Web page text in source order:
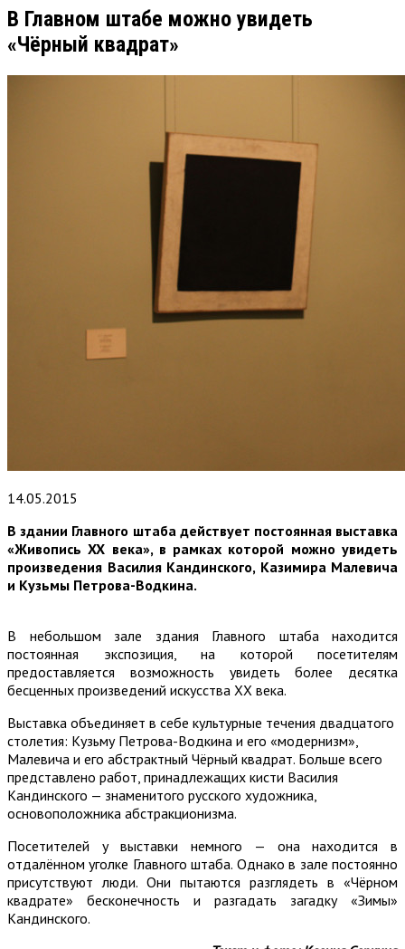
В Главном штабе можно увидеть
«Чёрный квадрат»
14.05.2015
В здании Главного штаба действует постоянная выставка
«Живопись XX века», в рамках которой можно увидеть
произведения Василия Кандинского, Казимира Малевича
и Кузьмы Петрова-Водкина.
В небольшом зале здания Главного штаба находится
постоянная экспозиция, на которой посетителям
предоставляется возможность увидеть более десятка
бесценных произведений искусства XX века.
Выставка объединяет в себе культурные течения двадцатого
столетия: Кузьму Петрова-Водкина и его «модернизм»,
Малевича и его абстрактный Чёрный квадрат. Больше всего
представлено работ, принадлежащих кисти Василия
Кандинского — знаменитого русского художника,
основоположника абстракционизма.
Посетителей у выставки немного — она находится в
отдалённом уголке Главного штаба. Однако в зале постоянно
присутствуют люди. Они пытаются разглядеть в «Чёрном
квадрате» бесконечность и разгадать загадку «Зимы»
Кандинского.